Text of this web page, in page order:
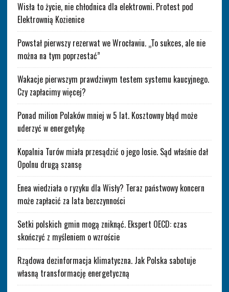
Wisła to życie, nie chłodnica dla elektrowni. Protest pod
Elektrownią Kozienice
Powstał pierwszy rezerwat we Wrocławiu. „To sukces, ale nie
można na tym poprzestać”
Wakacje pierwszym prawdziwym testem systemu kaucyjnego.
Czy zapłacimy więcej?
Ponad milion Polaków mniej w 5 lat. Kosztowny błąd może
uderzyć w energetykę
Kopalnia Turów miała przesądzić o jego losie. Sąd właśnie dał
Opolnu drugą szansę
Enea wiedziała o ryzyku dla Wisły? Teraz państwowy koncern
może zapłacić za lata bezczynności
Setki polskich gmin mogą zniknąć. Ekspert OECD: czas
skończyć z myśleniem o wzroście
Rządowa dezinformacja klimatyczna. Jak Polska sabotuje
własną transformację energetyczną